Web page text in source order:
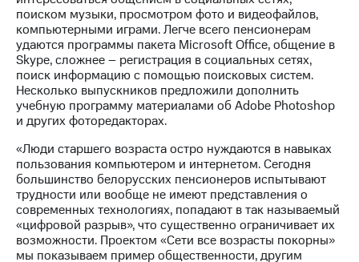
Информация
акционерам
Документы
ПАО
"МТС"
Собрания
акционеров
Личный
кабинет
акционера
Акционерный
капитал
Контроль
и
аудит
Рынок
акций
поиском музыки, просмотром фото и видеофайлов,
компьютерными играми. Легче всего пенсионерам
удаются программы пакета Microsoft Office, общение в
Skype, сложнее – регистрация в социальных сетях,
поиск информацию с помощью поисковых систем.
Несколько выпускников предложили дополнить
учебную программу материалами об Adobe Photoshop
и других фоторедакторах.
«Люди старшего возраста остро нуждаются в навыках
пользования компьютером и интернетом. Сегодня
большинство белорусских пенсионеров испытывают
трудности или вообще не имеют представления о
современных технологиях, попадают в так называемый
«цифровой разрыв», что существенно ограничивает их
возможности. Проектом «Сети все возрасты покорны»
мы показываем пример общественности, другим